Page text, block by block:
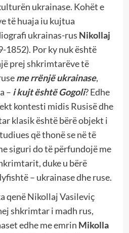
ukrainase. Kohët e
të huaja iu kujtua
ukrainas-rus Nikollaj
1852). Por ky nuk është
prej shkrimtarëve të
me rrënjë ukrainase,
– i kujt është Gogoli? Edhe
kontesti midis Rusisë dhe
klasik është bërë objekt i
që thonë se në të
siguri do të përfundojë me
duke u bërë
– ukrainase dhe ruse.
qenë Nikollaj Vasileviç
shkrimtar i madh rus,
edhe me emrin Mikolla